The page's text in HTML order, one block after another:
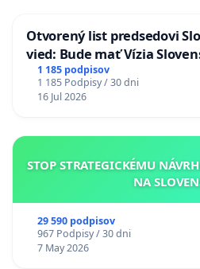
Otvorený list predsedovi
vied: Bude mať Vízia
chrbticu?
1 185 podpisov
1 185 Podpisy / 30 dni
16 Jul 2026
STOP STRATEGICKÉMU
NA
29 590 podpisov
967 Podpisy / 30 dni
7 May 2026